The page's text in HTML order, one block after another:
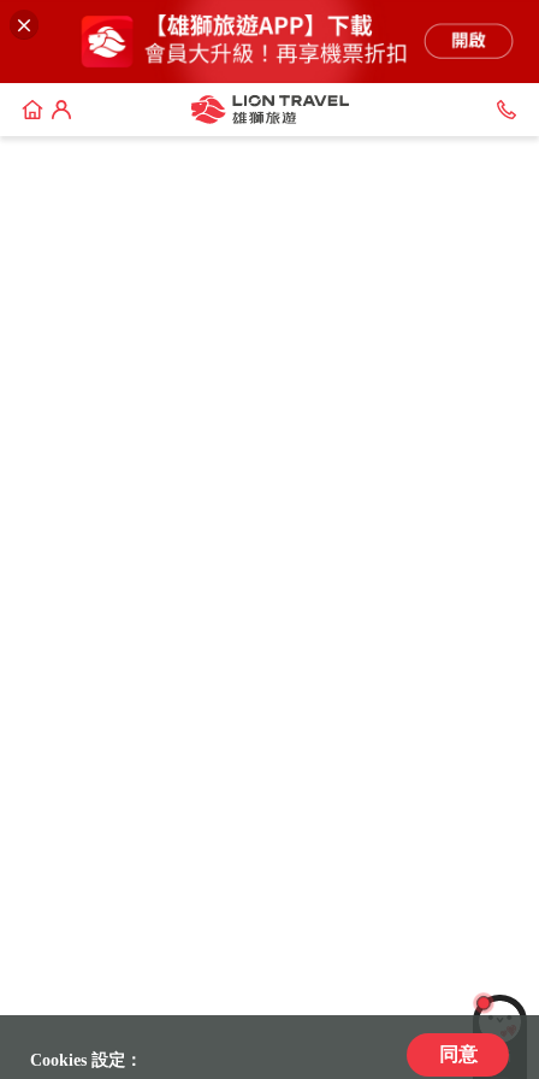
LiLi
Cookies 設定： 同意